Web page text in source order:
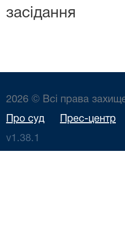
2026 © Всі права
Про суд Прес-центр
v1.38.1